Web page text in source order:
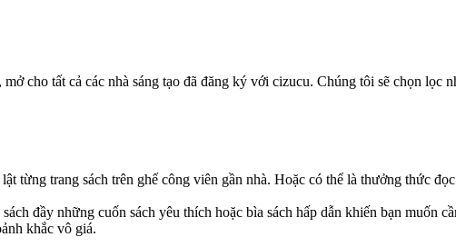
cho tất cả các nhà sáng tạo đã đăng ký với cizucu. Chúng tôi sẽ chọn lọc
từng trang sách trên ghế công viên gần nhà. Hoặc có thể là thưởng thức
đầy những cuốn sách yêu thích hoặc bìa sách hấp dẫn khiến bạn muốn
khắc vô giá.